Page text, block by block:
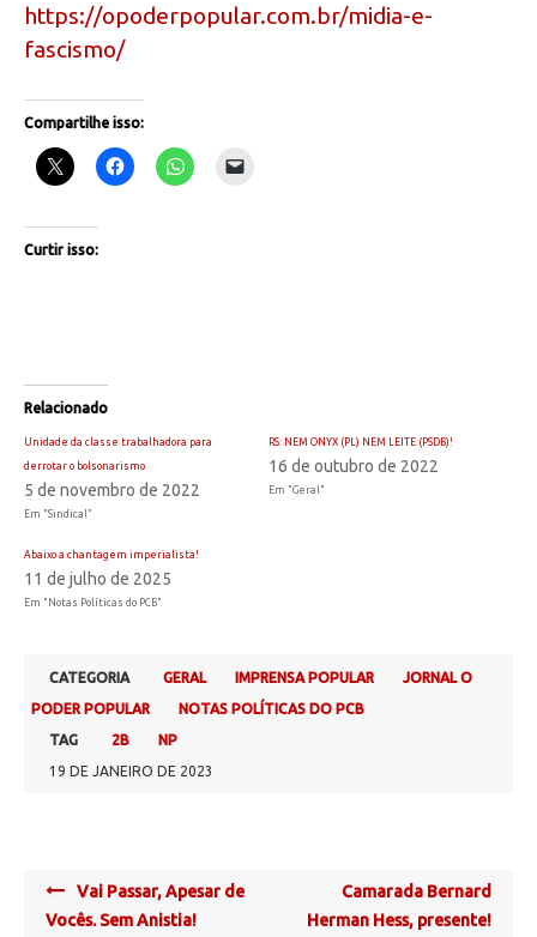
https://opoderpopular.com.br/midia-e-
fascismo/
Compartilhe isso:
Curtir isso:
Relacionado
Unidade da classe trabalhadora para
derrotar o bolsonarismo
5 de novembro de 2022
Em "Sindical"
RS: NEM ONYX (PL) NEM LEITE (PSDB)!
16 de outubro de 2022
Em "Geral"
Abaixo a chantagem imperialista!
11 de julho de 2025
Em "Notas Políticas do PCB"
CATEGORIA GERAL IMPRENSA POPULAR
JORNAL O
PODER POPULAR
NOTAS POLÍTICAS DO PCB
TAG
2B
NP
19 DE JANEIRO DE 2023
Post
navigation
Vai Passar, Apesar de
Vocês. Sem Anistia!
Camarada Bernard
Herman Hess, presente!